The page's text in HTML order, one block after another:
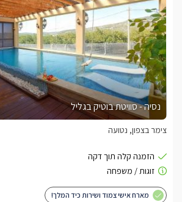
נסיה - סוויטת בוטיק בגליל
צימר בצפון, נטועה
מארח אישי צמוד ושירות כיד המלך!